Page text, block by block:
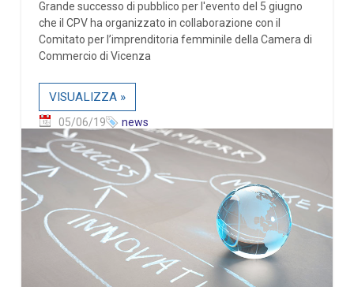
Grande successo di pubblico per l'evento del 5 giugno
che il CPV ha organizzato in collaborazione con il
Comitato per l’imprenditoria femminile della Camera di
Commercio di Vicenza
VISUALIZZA »
05/06/19 news